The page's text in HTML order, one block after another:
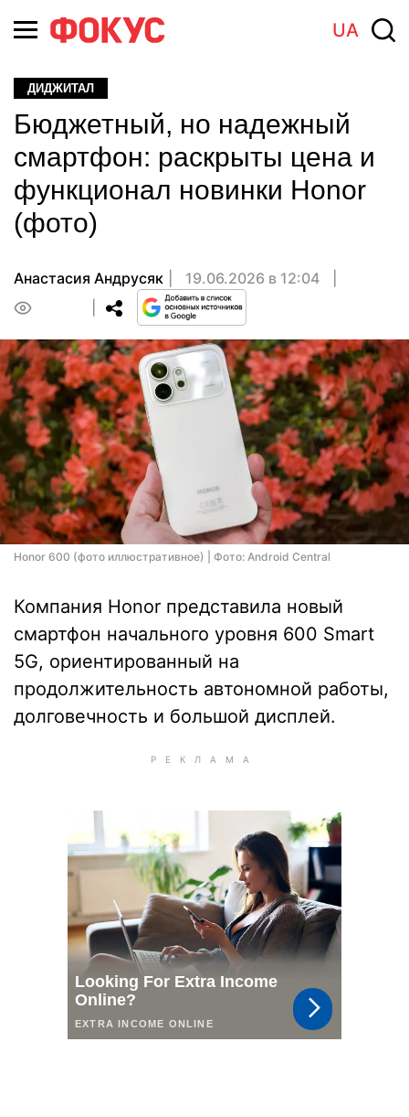
UA
ДИДЖИТАЛ
Бюджетный, но надежный
смартфон: раскрыты цена и
функционал новинки Honor
(фото)
Анастасия Андрусяк
19.06.2026 в 12:04
Honor 600 (фото иллюстративное) | Фото: Android Central
Компания Honor представила новый
смартфон начального уровня 600 Smart
5G, ориентированный на
продолжительность автономной работы,
долговечность и большой дисплей.